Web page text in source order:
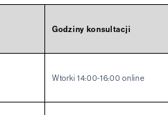
Godziny konsultacji
Wtorki 14:00-16:00 online